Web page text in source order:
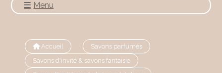
Menu
Accueil
Savons parfumés
Savons d'invité & savons fantaisie